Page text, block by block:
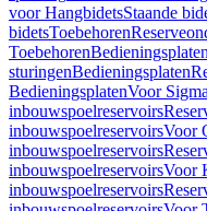
voor HangbidetsStaande
bidetsToebehoren
Toebehoren
sturingenBedieningsplaten
BedieningsplatenVoor Sigma
inbouwspoelreservoirs
inbouwspoelreservoirsVoor
inbouwspoelreservoirs
inbouwspoelreservoirsVoor
inbouwspoelreservoirs